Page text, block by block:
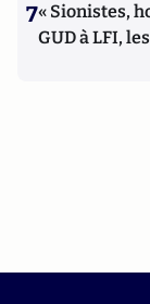
7« Sionistes,
GUD à LFI,